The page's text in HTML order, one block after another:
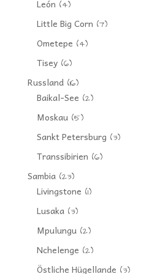
León (4)
Little Big Corn (7)
Ometepe (4)
Tisey(6)
Russland(16)
Baikal-See (2)
Moskau(5)
Sankt Petersburg (3)
Transsibirien (6)
Sambia(23)
Livingstone (1)
Lusaka(3)
Mpulungu(2)
Nchelenge (2)
Östliche Hügellande (3)